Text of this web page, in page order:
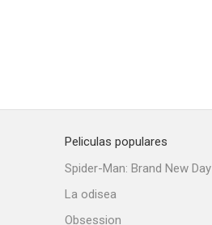
Peliculas populares
Spider-Man: Brand New Day
La odisea
Obsession